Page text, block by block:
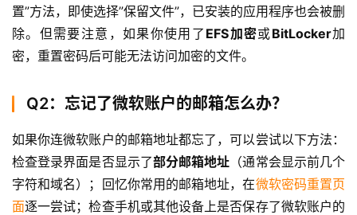
置”方法，即使选择”保留文件”，已安装的应用程序也会被删
除。但需要注意，如果你使用了 EFS加密或BitLocker加
密，重置密码后可能无法访问加密的文件。
Q2：忘记了微软账户的邮箱怎么办？
如果你连微软账户的邮箱地址都忘了，可以尝试以下方法：
检查登录界面是否显示了部分邮箱地址 （通常会显示前几个
字符和域名）；回忆你常用的邮箱地址，在微软密码重置页
面逐一尝试；检查手机或其他设备上是否保存了微软账户的